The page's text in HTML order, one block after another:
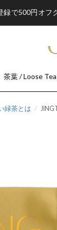
録で500円オフ
茶葉 / Loose Tea
緑茶とは